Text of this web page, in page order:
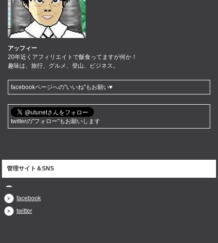
アッフィー
20年近くアフィリエイトで飯食ってますが何か！
趣味は、旅行、グルメ、登山、ビジネス。
facebookページへの"いいね"もお願い♥
twitterの"フォロー"もお願いします
管理サイト＆SNS
facebook
twitter